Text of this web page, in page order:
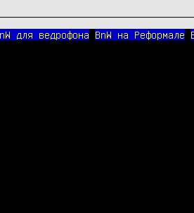
для ведрофона BnW на Реформале